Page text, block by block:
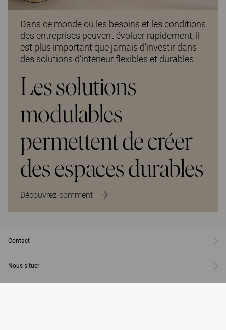
Dans ce monde où les besoins et les conditions
des entreprises peuvent évoluer rapidement, il
est plus important que jamais d’investir dans
des solutions d’intérieur flexibles et durables.
Les solutions
modulables
permettent de créer
des espaces durables
Découvrez comment
Contact
Nous situer